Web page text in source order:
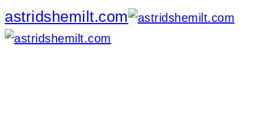
astridshemilt.com